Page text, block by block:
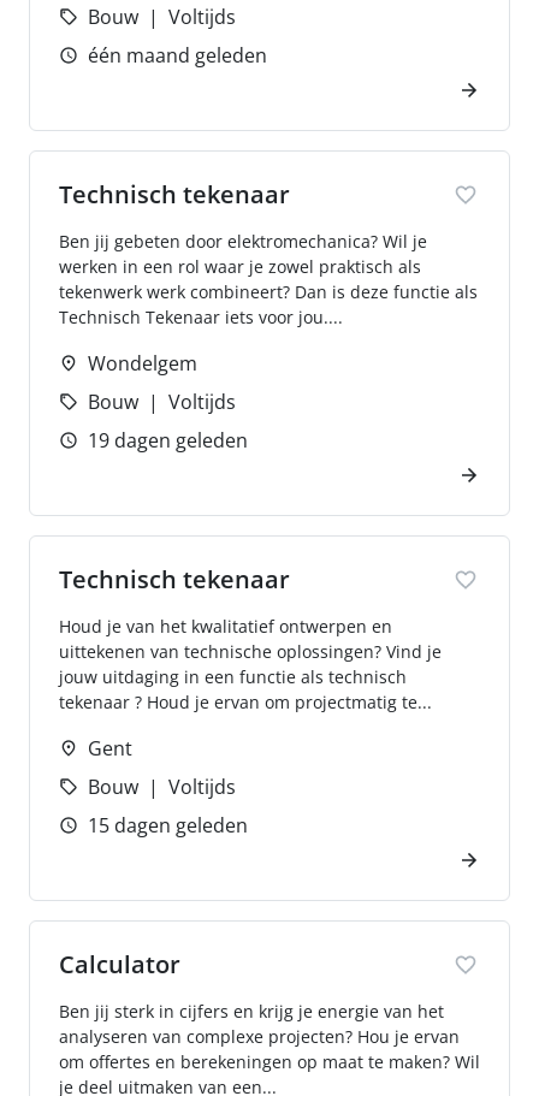
Bouw
Voltijds
één maand geleden
Technisch tekenaar
Ben jij gebeten door elektromechanica? Wil je
werken in een rol waar je zowel praktisch als
tekenwerk werk combineert? Dan is deze functie als
Technisch Tekenaar iets voor jou....
Wondelgem
Bouw
Voltijds
19 dagen geleden
Technisch tekenaar
Houd je van het kwalitatief ontwerpen en
uittekenen van technische oplossingen? Vind je
jouw uitdaging in een functie als technisch
tekenaar ? Houd je ervan om projectmatig te...
Gent
Bouw
Voltijds
15 dagen geleden
Calculator
Ben jij sterk in cijfers en krijg je energie van het
analyseren van complexe projecten? Hou je ervan
om offertes en berekeningen op maat te maken? Wil
je deel uitmaken van een...